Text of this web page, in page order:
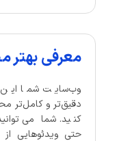
معرفی
وب‌سایت شما
دقیق‌تر و کامل‌تر
کنید. شما
حتی ویدئوهایی